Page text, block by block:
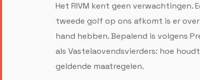
Het RIVM kent geen verwachtingen.
tweede golf op ons afkomt is er
hand hebben. Bepalend is volgens
als Vastelaovendsvierders: hoe
geldende maatregelen.